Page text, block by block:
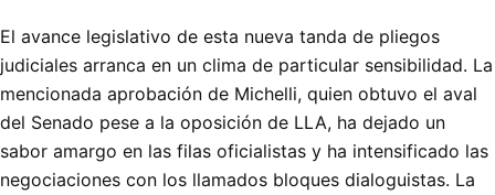
El avance legislativo de esta nueva tanda de pliegos
judiciales arranca en un clima de particular sensibilidad. La
mencionada aprobación de Michelli, quien obtuvo el aval
del Senado pese a la oposición de LLA, ha dejado un
sabor amargo en las filas oficialistas y ha intensificado las
negociaciones con los llamados bloques dialoguistas. La